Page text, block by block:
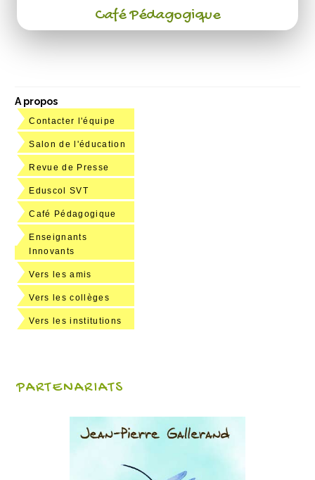
Café Pédagogique
A propos
Contacter l'équipe
Salon de l'éducation
Revue de Presse
Eduscol SVT
Café Pédagogique
Enseignants
Innovants
Vers les amis
Vers les collèges
Vers les institutions
PARTENARIATS